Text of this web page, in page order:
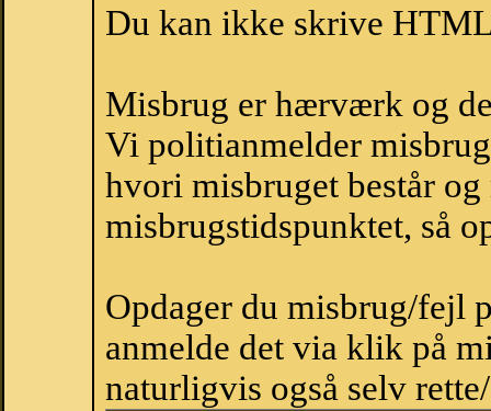
Du kan ikke skrive
Misbrug er hærværk og
Vi politianmelder
hvori misbruget består
misbrugstidspunktet, så
Opdager du misbrug/fejl
anmelde det via klik på
naturligvis også selv